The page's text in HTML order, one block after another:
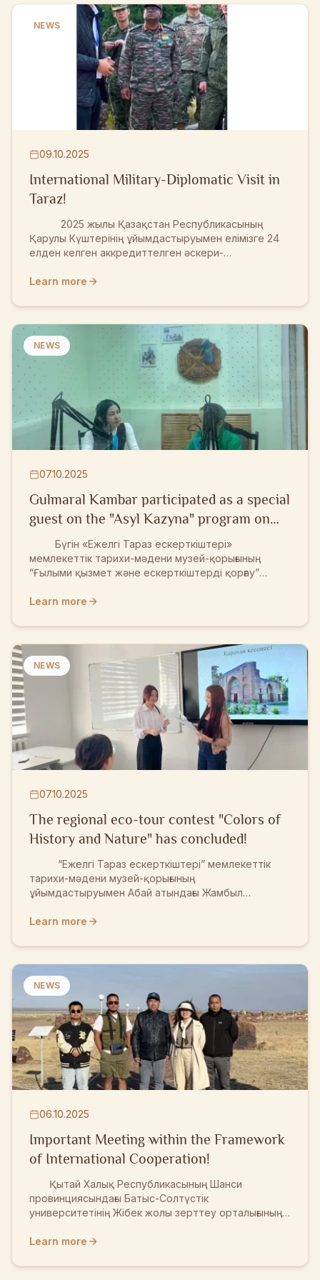
Тараздың тарихы мен мәдениеті жайлы тың
деректермен танысты. Киелі мекеннің ғасырлар
қойнауынан сыр шерткен жәдігерлерімен танысқан
балалар мен қонақтар ерекше әсерге бөленіп,
NEWS
09.10.2025
International Military-Diplomatic Visit in
Taraz!
2025 жылы Қазақстан Республикасының
Қарулы Күштерінің ұйымдастыруымен елімізге 24
елден келген аккредиттелген әскери-
арнайы іс-сапармен келді. Сапар барысында
мәдени ескерткіштерімен танысып, ұлы дала
мұрасына, қазақ халқының бай тарихы мен мәдени
құндылықтарына зор қызығушылық танытты.
Шетелдік делегация мүшелері Тараздың киелі
орындарынан алған ерекше әсерлерін атап өтіп,
жергі...
Learn more
NEWS
07.10.2025
Gulmaral Kambar participated as a special
guest on the "Asyl Kazyna" program on
Zhambyl Radio
Бүгін «Ежелгі Тараз ескерткіштері»
мемлекеттік тарихи-мәдени музей-қорығының
“Ғылыми қызмет және ескерткіштерді қорғау”
«Жамбыл радиосының» «Асыл қазына» хабарына
барысында ол өңір тарихындағы ерекше мәдени
мұралардың бірі — Қарақожа мешіті жайлы тың
деректермен, тарихи маңызы мен зерттеу
нәтижелері туралы мазмұнды ақпараттармен
Learn more
NEWS
07.10.2025
The regional eco-tour contest "Colors of
History and Nature" has concluded!
“Ежелгі Тараз ескерткіштері” мемлекеттік
тарихи-мәдени музей-қорығының
ұйымдастыруымен Абай атындағы Жамбыл
арасында өткен бұл байқау шығармашылық пен
Байқау қорытындысы бойынша: І орын — Қалмахан
Арайлым ІІ орын — Әшімхан Әмина ІІІ орын —
Байзакова Камилла Жеңімпаздарды және
барлық қатысушыларды шын жүректен
құттықтаймыз! Байқауға белсене атсалысқан
жетекшілерге...
Learn more
NEWS
06.10.2025
Important Meeting within the Framework
of International Cooperation!
Қытай Халық Республикасының Шанси
провинциясындағы Батыс-Солтүстік
университетінің Жібек жолы зерттеу орталығының
археология институтының археологі Джан Күнь,
суретшісі Гау Чи Жамбыл облысына арнайы
Learn more